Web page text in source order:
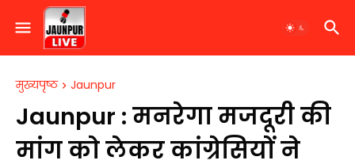
मुख्यपृष्ठ Jaunpur
Jaunpur : ​मनरेगा मजदूरी की
मांग को लेकर कांग्रेसियों ने